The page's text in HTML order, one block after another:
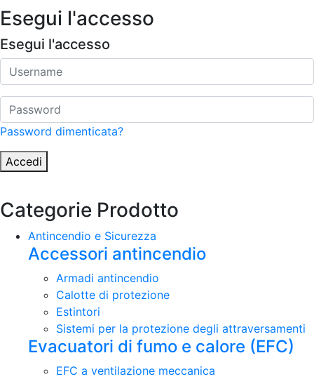
Esegui l'accesso
Esegui l'accesso
Password dimenticata?
Accedi
Categorie Prodotto
Antincendio e Sicurezza
Accessori antincendio
Armadi antincendio
Calotte di protezione
Estintori
Sistemi per la protezione degli attraversamenti
Evacuatori di fumo e calore (EFC)
EFC a ventilazione meccanica